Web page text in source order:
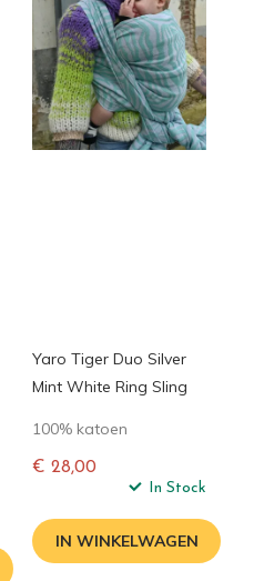
Yaro Tiger Duo Silver
Mint White Ring Sling
100% katoen
€ 28,00
In Stock
IN WINKELWAGEN